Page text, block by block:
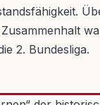
2. Bundesliga.